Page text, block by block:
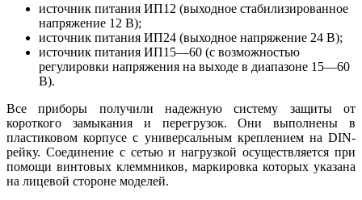
источник питания ИП12 (выходное стабилизированное
напряжение 12 В);
источник питания ИП24 (выходное напряжение 24 В);
источник питания ИП15—60 (с возможностью
регулировки напряжения на выходе в диапазоне 15—60
В).
Все приборы получили надежную систему защиты от
короткого замыкания и перегрузок. Они выполнены в
пластиковом корпусе с универсальным креплением на DIN-
рейку. Соединение с сетью и нагрузкой осуществляется при
помощи винтовых клеммников, маркировка которых указана
на лицевой стороне моделей.